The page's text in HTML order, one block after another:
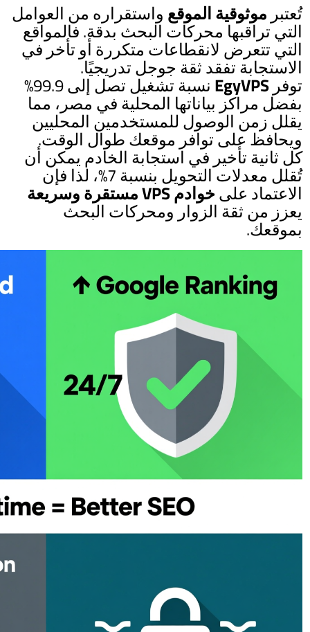
تُعتبر موثوقية الموقع واستقراره من العوامل
التي تراقبها محركات البحث بدقة. فالمواقع
التي تتعرض لانقطاعات متكررة أو تأخر في
الاستجابة تفقد ثقة جوجل تدريجيًا.
توفرEgyVPS نسبة تشغيل تصل إلى 99.9%
بفضل مراكز بياناتها المحلية في مصر، مما
يقلل زمن الوصول للمستخدمين المحليين
ويحافظ على توافر موقعك طوال الوقت.
كل ثانية تأخير في استجابة الخادم يمكن أن
تُقلل معدلات التحويل بنسبة 7%، لذا فإن
الاعتماد علىخوادم VPS مستقرة وسريعة
يعزز من ثقة الزوار ومحركات البحث
بموقعك.